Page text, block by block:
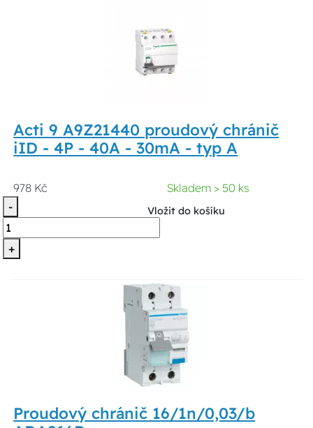
Acti 9 A9Z21440 proudový chránič
iID - 4P - 40A - 30mA - typ A
978 Kč
Skladem > 50 ks
-
+
Vložit do košíku
Proudový chránič 16/1n/0,03/b